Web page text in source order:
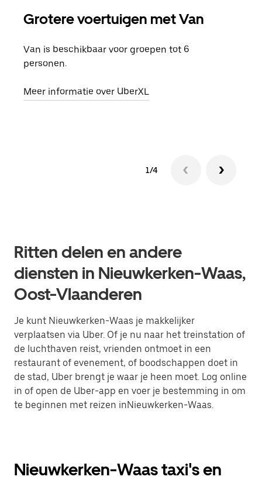
Grotere voertuigen met Van
Van is beschikbaar voor groepen tot 6
personen.
Meer informatie over UberXL
1/4
Ritten delen en andere
diensten in Nieuwkerken-Waas,
Oost-Vlaanderen
Je kunt Nieuwkerken-Waas je makkelijker
verplaatsen via Uber. Of je nu naar het treinstation of
de luchthaven reist, vrienden ontmoet in een
restaurant of evenement, of boodschappen doet in
de stad, Uber brengt je waar je heen moet. Log online
in of open de Uber-app en voer je bestemming in om
te beginnen met reizen inNieuwkerken-Waas.
Nieuwkerken-Waas taxi's en